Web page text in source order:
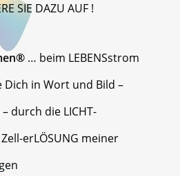
SIE DAZU AUF !
… beim LEBENSstrom
in Wort und Bild –
durch die LICHT-
erLÖSUNG meiner